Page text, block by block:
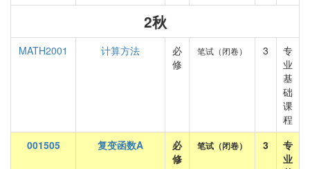
2秋
MATH2001 计算方法
必
修
笔试（闭卷） 3
专
业
基
础
课
程
001505
复变函数A
必
修
笔试（闭卷） 3
专
业